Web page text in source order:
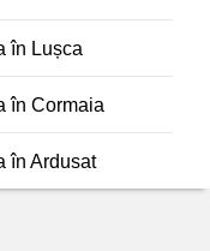
în Lușca
în Cormaia
în Ardusat